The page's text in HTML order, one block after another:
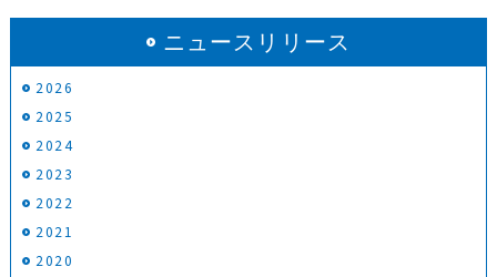
ニュースリリース
2026
2025
2024
2023
2022
2021
2020